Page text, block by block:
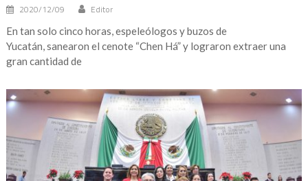
2020/12/09 Editor
En tan solo cinco horas, espeleólogos y buzos de
Yucatán, sanearon el cenote “Chen Há” y lograron extraer una
gran cantidad de